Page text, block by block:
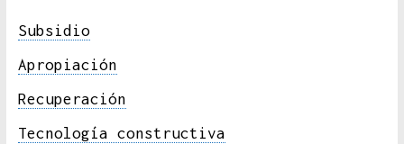
Subsidio
Apropiación
Recuperación
Tecnología constructiva